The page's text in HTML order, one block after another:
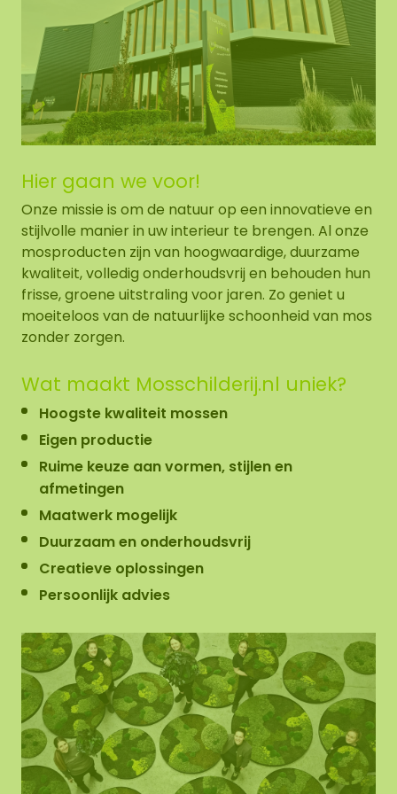
Hier gaan we voor!
Onze missie is om de natuur op een innovatieve en
stijlvolle manier in uw interieur te brengen. Al onze
mosproducten zijn van hoogwaardige, duurzame
kwaliteit, volledig onderhoudsvrij en behouden hun
frisse, groene uitstraling voor jaren. Zo geniet u
moeiteloos van de natuurlijke schoonheid van mos
zonder zorgen.
Wat maakt Mosschilderij.nl uniek?
Hoogste kwaliteit mossen
Eigen productie
Ruime keuze aan vormen, stijlen en
afmetingen
Maatwerk mogelijk
Duurzaam en onderhoudsvrij
Creatieve oplossingen
Persoonlijk advies